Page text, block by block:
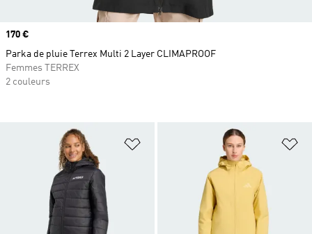
Ajouter à la Liste de produits
Prix
170 €
Parka de pluie Terrex Multi 2 Layer CLIMAPROOF
Femmes TERREX
2 couleurs